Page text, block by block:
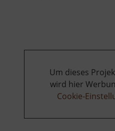
Um dieses
wird hier
Cookie-